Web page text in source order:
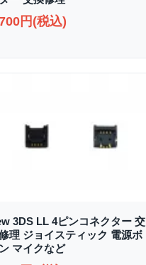
円(税込)
3DS LL 4ピンコネクター 交
理 ジョイスティック 電源ボ
マイクなど